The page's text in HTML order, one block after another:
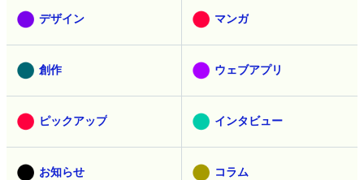
デザイン マンガ
創作 ウェブアプリ
ピックアップ インタビュー
お知らせ コラム